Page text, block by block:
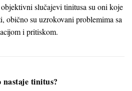
slučajevi tinitusa su oni koje
obično su uzrokovani problemima sa
i pritiskom.
nastaje tinitus?